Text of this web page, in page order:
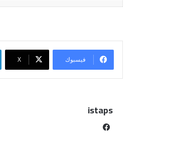
فيسبوك X
istaps